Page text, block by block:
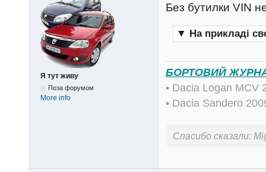
Я тут живу
Поза форумом
More info
Без бутилки VIN
▼ На прикладі
БОРТОВИЙ
• Dacia Logan
• Dacia Sandero
Спасибо сказали: